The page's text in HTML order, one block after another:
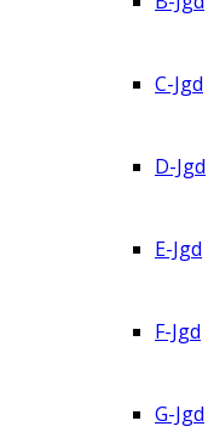
C-Jgd
D-Jgd
E-Jgd
F-Jgd
G-Jgd